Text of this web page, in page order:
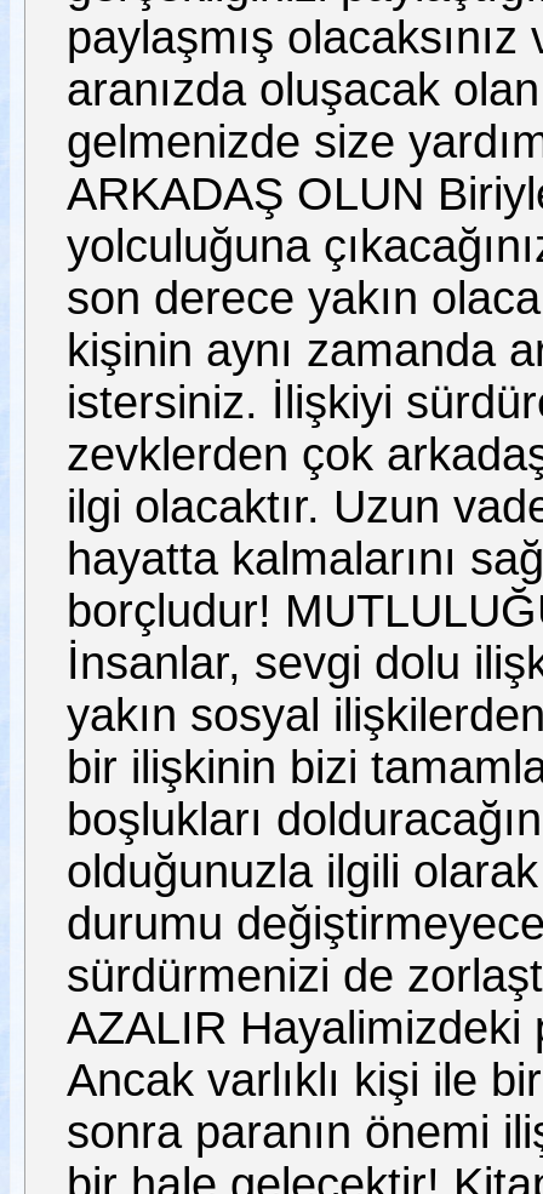
paylaşmış
aranızda oluşacak
gelmenizde size
ARKADAŞ OLUN
yolculuğuna
son derece yakın
kişinin aynı zamanda
istersiniz. İlişkiyi
zevklerden çok
ilgi olacaktır. Uzun
hayatta kalmalarını
borçludur!
İnsanlar, sevgi dolu
yakın sosyal
bir ilişkinin bizi
boşlukları
olduğunuzla ilgili
durumu
sürdürmenizi de
AZALIR Hayalimizdeki
Ancak varlıklı kişi ile
sonra paranın önemi